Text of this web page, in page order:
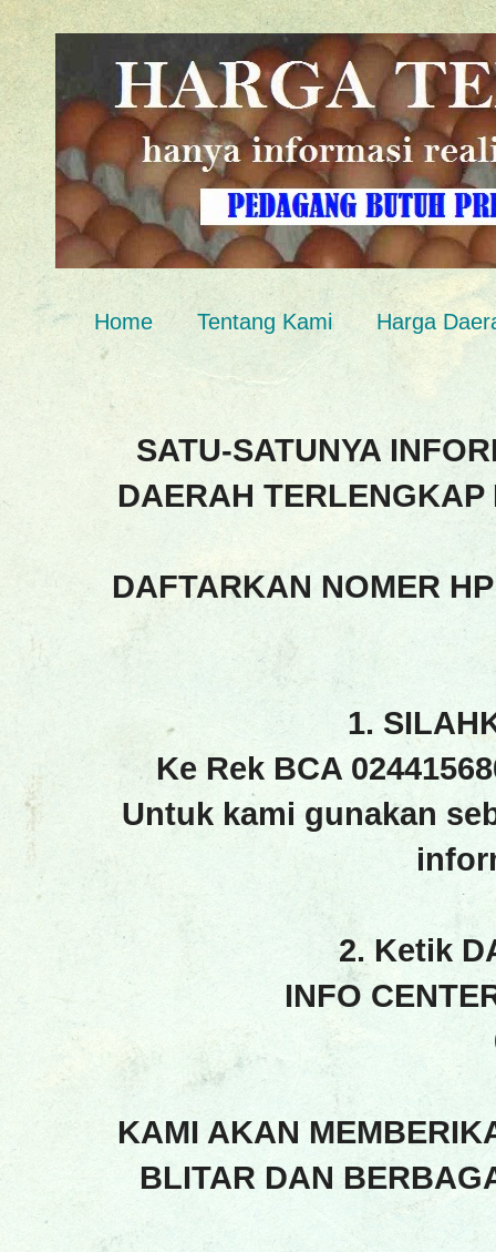
Home Tentang Kami Harga
SATU-SATUNYA
DAERAH TERLENGKAP
DAFTARKAN NOMER
1.
Ke Rek BCA
Untuk kami gunakan
2. Ketik
INFO
KAMI AKAN
BLITAR DAN